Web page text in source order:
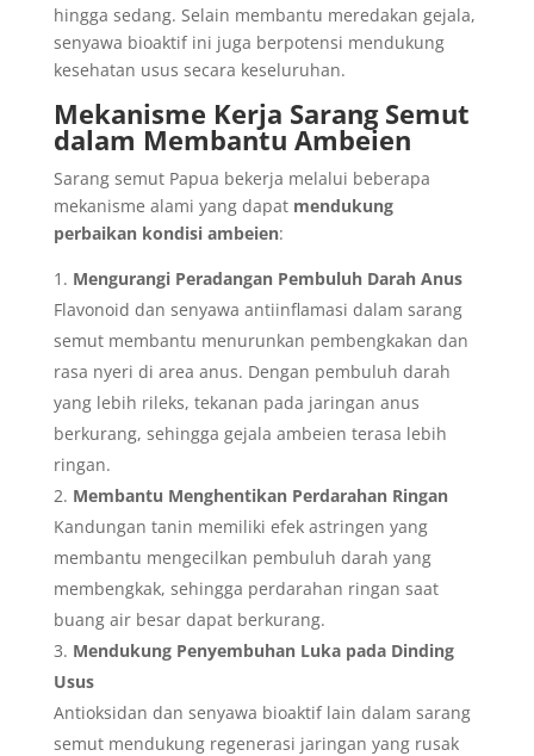
hingga sedang. Selain membantu meredakan gejala,
senyawa bioaktif ini juga berpotensi mendukung
kesehatan usus secara keseluruhan.
Mekanisme Kerja Sarang Semut
dalam Membantu Ambeien
Sarang semut Papua bekerja melalui beberapa
mekanisme alami yang dapat mendukung
perbaikan kondisi ambeien:
Mengurangi Peradangan Pembuluh Darah Anus
Flavonoid dan senyawa antiinflamasi dalam sarang
semut membantu menurunkan pembengkakan dan
rasa nyeri di area anus. Dengan pembuluh darah
yang lebih rileks, tekanan pada jaringan anus
berkurang, sehingga gejala ambeien terasa lebih
ringan.
Membantu Menghentikan Perdarahan Ringan
Kandungan tanin memiliki efek astringen yang
membantu mengecilkan pembuluh darah yang
membengkak, sehingga perdarahan ringan saat
buang air besar dapat berkurang.
Mendukung Penyembuhan Luka pada Dinding
Usus
Antioksidan dan senyawa bioaktif lain dalam sarang
semut mendukung regenerasi jaringan yang rusak